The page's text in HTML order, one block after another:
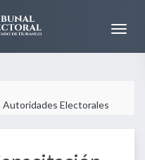
Autoridades Electorales